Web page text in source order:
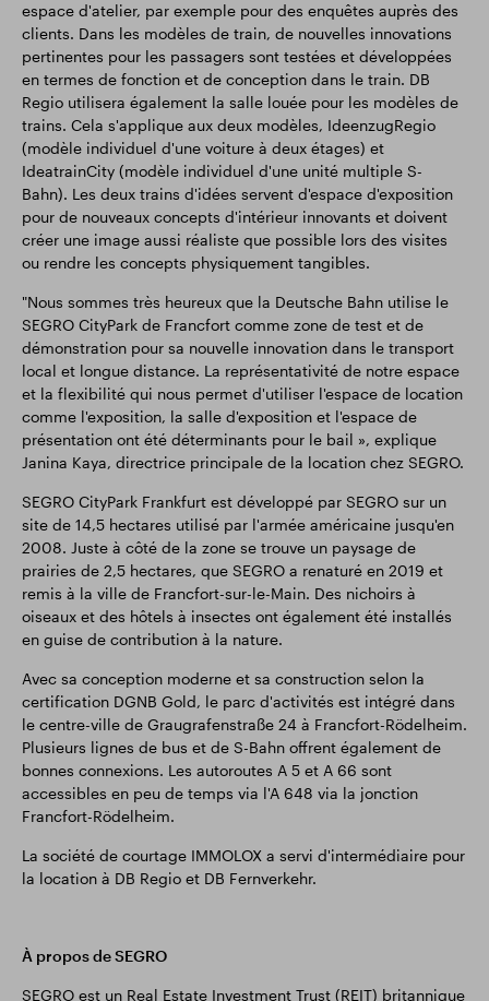
espace d'atelier, par exemple pour des enquêtes auprès des
clients. Dans les modèles de train, de nouvelles innovations
pertinentes pour les passagers sont testées et développées
en termes de fonction et de conception dans le train. DB
Regio utilisera également la salle louée pour les modèles de
trains. Cela s'applique aux deux modèles, IdeenzugRegio
(modèle individuel d'une voiture à deux étages) et
IdeatrainCity (modèle individuel d'une unité multiple S-
Bahn). Les deux trains d'idées servent d'espace d'exposition
pour de nouveaux concepts d'intérieur innovants et doivent
créer une image aussi réaliste que possible lors des visites
ou rendre les concepts physiquement tangibles.
"Nous sommes très heureux que la Deutsche Bahn utilise le
SEGRO CityPark de Francfort comme zone de test et de
démonstration pour sa nouvelle innovation dans le transport
local et longue distance. La représentativité de notre espace
et la flexibilité qui nous permet d'utiliser l'espace de location
comme l'exposition, la salle d'exposition et l'espace de
présentation ont été déterminants pour le bail », explique
Janina Kaya, directrice principale de la location chez SEGRO.
SEGRO CityPark Frankfurt est développé par SEGRO sur un
site de 14,5 hectares utilisé par l'armée américaine jusqu'en
2008. Juste à côté de la zone se trouve un paysage de
prairies de 2,5 hectares, que SEGRO a renaturé en 2019 et
remis à la ville de Francfort-sur-le-Main. Des nichoirs à
oiseaux et des hôtels à insectes ont également été installés
en guise de contribution à la nature.
Avec sa conception moderne et sa construction selon la
certification DGNB Gold, le parc d'activités est intégré dans
le centre-ville de Graugrafenstraße 24 à Francfort-Rödelheim.
Plusieurs lignes de bus et de S-Bahn offrent également de
bonnes connexions. Les autoroutes A 5 et A 66 sont
accessibles en peu de temps via l'A 648 via la jonction
Francfort-Rödelheim.
La société de courtage IMMOLOX a servi d'intermédiaire pour
la location à DB Regio et DB Fernverkehr.
À propos de SEGRO
SEGRO est un Real Estate Investment Trust (REIT) britannique